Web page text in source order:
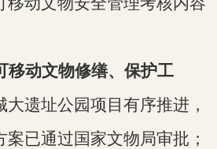
移动文物修缮、保护工
大遗址公园项目有序推进，
已通过国家文物局审批；